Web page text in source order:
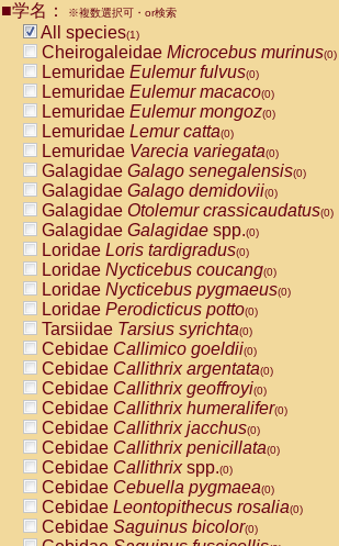
CebidaeCebus nigrivittatus
CebidaeCebus
CebidaeSaimiri boliviensis(0)
CebidaeSaimiri sciureus(0)
AtelidaeAlouatta caraya(0)
AtelidaeAlouatta fusca(0)
AtelidaeAlouatta seniculus
AtelidaeAlouattaspp.(0)
AtelidaeAteles belzebuth(0)
AtelidaeAteles geoffroyi(0)
AtelidaeAteles paniscus(0)
AtelidaeAtelesspp.(0)
Atelidae Lagothrix lagothricha
AtelidaeLagothrix lagothricha cana
PitheciidaeCacajao calvus
PitheciidaeCallicebus cupreus
PitheciidaeCallicebus donacophilus
PitheciidaeCallicebus moloch
PitheciidaeCallicebus torquatus
PitheciidaeCallicebusspp.(0)
PitheciidaeChiropotes satanas(0)
PitheciidaePithecia monachus
PitheciidaePithecia pithecia(0)
CercopithecidaeCercocebus agilis
CercopithecidaeCercocebus
CercopithecidaeCercocebus
CercopithecidaeCercocebus
■学名： ※複数選択可・or検索
All species(1)
Cheirogaleidae Microcebus murinus(0)
Lemuridae Eulemur fulvus(0)
Lemuridae Eulemur macaco(0)
Lemuridae Eulemur mongoz(0)
Lemuridae Lemur catta(0)
Lemuridae Varecia variegata(0)
Galagidae Galago senegalensis(0)
Galagidae Galago demidovii(0)
Galagidae Otolemur crassicaudatus(0)
Galagidae Galagidae spp.(0)
Loridae Loris tardigradus(0)
Loridae Nycticebus coucang(0)
Loridae Nycticebus pygmaeus(0)
Loridae Perodicticus potto(0)
Tarsiidae Tarsius syrichta(0)
Cebidae Callimico goeldii(0)
Cebidae Callithrix argentata(0)
Cebidae Callithrix geoffroyi(0)
Cebidae Callithrix humeralifer(0)
Cebidae Callithrix jacchus(0)
Cebidae Callithrix penicillata(0)
Cebidae Callithrixspp.(0)
Cebidae Cebuella pygmaea(0)
Cebidae Leontopithecus rosalia(0)
Cebidae Saguinus bicolor(0)